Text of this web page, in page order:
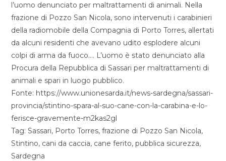
l’uomo denunciato per maltrattamenti di animali. Nella
frazione di Pozzo San Nicola, sono intervenuti i carabinieri
della radiomobile della Compagnia di Porto Torres, allertati
da alcuni residenti che avevano udito esplodere alcuni
colpi di arma da fuoco…. L’uomo è stato denunciato alla
Procura della Repubblica di Sassari per maltrattamenti di
animali e spari in luogo pubblico.
Fonte: https://www.unionesarda.it/news-sardegna/sassari-
provincia/stintino-spara-al-suo-cane-con-la-carabina-e-lo-
ferisce-gravemente-m2kas2gl
Tag: Sassari, Porto Torres, frazione di Pozzo San Nicola,
Stintino, cani da caccia, cane ferito, pubblica sicurezza,
Sardegna